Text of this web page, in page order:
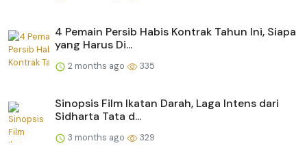
4 Pemain Persib Habis Kontrak Tahun Ini, Siapa
yang Harus Di...
2 months ago 335
Sinopsis Film Ikatan Darah, Laga Intens dari
Sidharta Tata d...
3 months ago 329